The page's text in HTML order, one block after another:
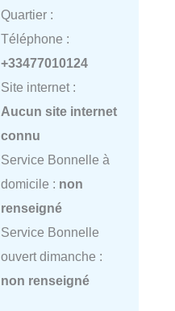
Quartier :
Téléphone :
+33477010124
Site internet :
Aucun site internet
connu
Service Bonnelle à
domicile : non
renseigné
Service Bonnelle
ouvert dimanche :
non renseigné